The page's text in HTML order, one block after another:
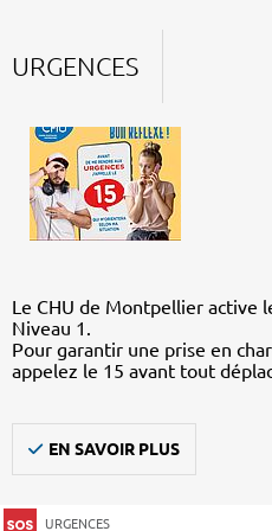
URGENCES
Le CHU de Montpellier active
Niveau 1.
Pour garantir une prise en
appelez le 15 avant tout
EN SAVOIR PLUS
URGENCES